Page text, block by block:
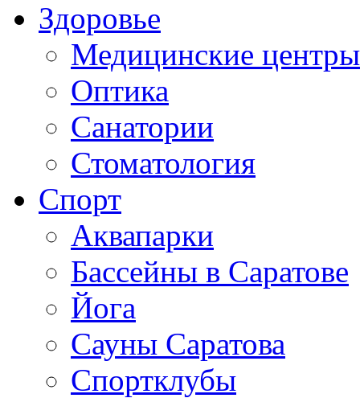
Здоровье
Медицинские центры
Оптика
Санатории
Стоматология
Спорт
Аквапарки
Бассейны в Саратове
Йога
Сауны Саратова
Спортклубы